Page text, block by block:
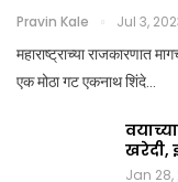
Pravin Kale Jul 3,
महाराष्ट्राच्या राजकारणात
एक मोठा गट एकनाथ शिंदे…
खरेदी,
Jan 28,